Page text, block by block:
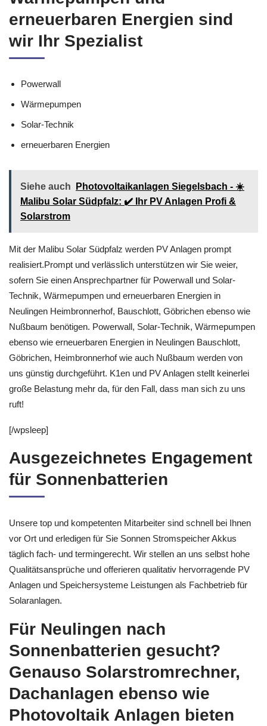
erneuerbaren Energien sind
wir Ihr Spezialist
Powerwall
Wärmepumpen
Solar-Technik
erneuerbaren Energien
Siehe auch
Photovoltaikanlagen Siegelsbach - ☀️
Malibu Solar Südpfalz: ✔️ Ihr PV Anlagen Profi &
Solarstrom
Mit der Malibu Solar Südpfalz werden PV Anlagen prompt
realisiert.Prompt und verlässlich unterstützen wir Sie weier,
sofern Sie einen Ansprechpartner für Powerwall und Solar-
Technik, Wärmepumpen und erneuerbaren Energien in
Neulingen Heimbronnerhof, Bauschlott, Göbrichen ebenso wie
Nußbaum benötigen. Powerwall, Solar-Technik, Wärmepumpen
ebenso wie erneuerbaren Energien in Neulingen Bauschlott,
Göbrichen, Heimbronnerhof wie auch Nußbaum werden von
uns günstig durchgeführt. K1en und PV Anlagen stellt keinerlei
große Belastung mehr da, für den Fall, dass man sich zu uns
ruft!
[/wpsleep]
Ausgezeichnetes Engagement
für Sonnenbatterien
Unsere top und kompetenten Mitarbeiter sind schnell bei Ihnen
vor Ort und erledigen für Sie Sonnen Stromspeicher Akkus
täglich fach- und termingerecht. Wir stellen an uns selbst hohe
Qualitätsansprüche und offerieren qualitativ hervorragende PV
Anlagen und Speichersysteme Leistungen als Fachbetrieb für
Solaranlagen.
Für Neulingen nach
Sonnenbatterien gesucht?
Genauso Solarstromrechner,
Dachanlagen ebenso wie
Photovoltaik Anlagen bieten